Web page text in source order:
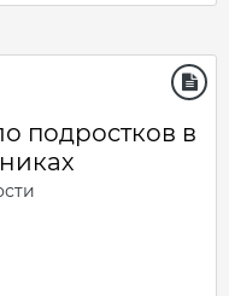
подростков в